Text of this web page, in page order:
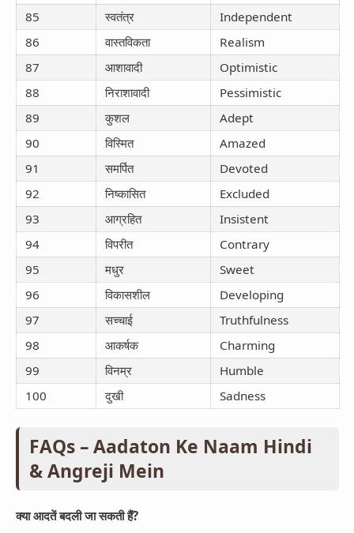
85
स्वतंत्र
Independent
86
वास्तविकता
Realism
87
आशावादी
Optimistic
88
निराशावादी
Pessimistic
89
कुशल
Adept
90
विस्मित
Amazed
91
समर्पित
Devoted
92
निष्कासित
Excluded
93
आग्रहित
Insistent
94
विपरीत
Contrary
95
मधुर
Sweet
96
विकासशील
Developing
97
सच्चाई
Truthfulness
98
आकर्षक
Charming
99
विनम्र
Humble
100
दुखी Sadness
FAQs – Aadaton Ke Naam Hindi
& Angreji Mein
क्या आदतें बदली जा सकती हैं?